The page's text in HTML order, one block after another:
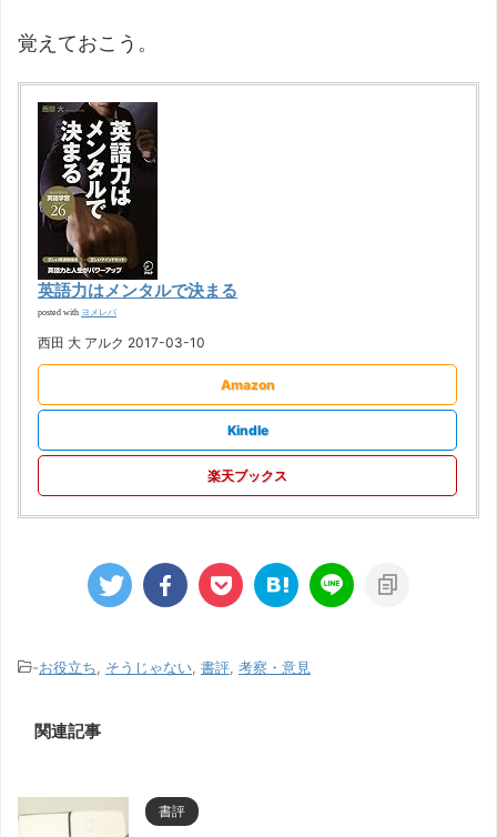
覚えておこう。
英語力はメンタルで決まる
posted with ヨメレバ
西田 大 アルク 2017-03-10
Amazon
Kindle
楽天ブックス
-お役立ち そうじゃない 書評 考察・意見
関連記事
書評